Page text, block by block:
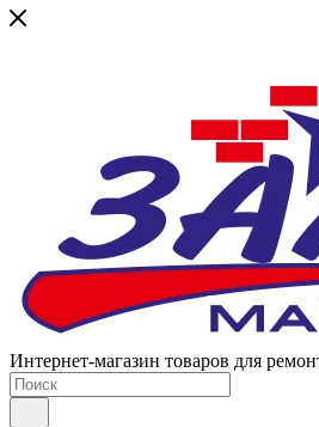
Интернет-магазин товаров для